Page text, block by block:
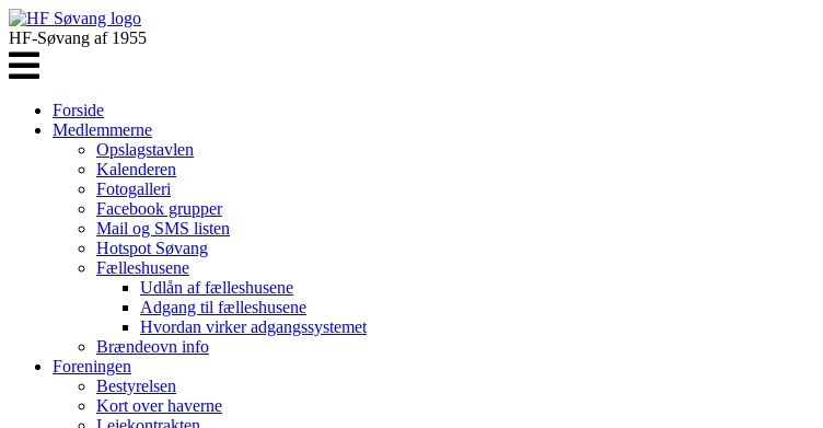
HF-Søvang af 1955
Forside
Medlemmerne
Opslagstavlen
Kalenderen
Fotogalleri
Facebook grupper
Mail og SMS listen
Hotspot Søvang
Fælleshusene
Udlån af fælleshusene
Adgang til fælleshusene
Hvordan virker adgangssystemet
Brændeovn info
Foreningen
Bestyrelsen
Kort over haverne